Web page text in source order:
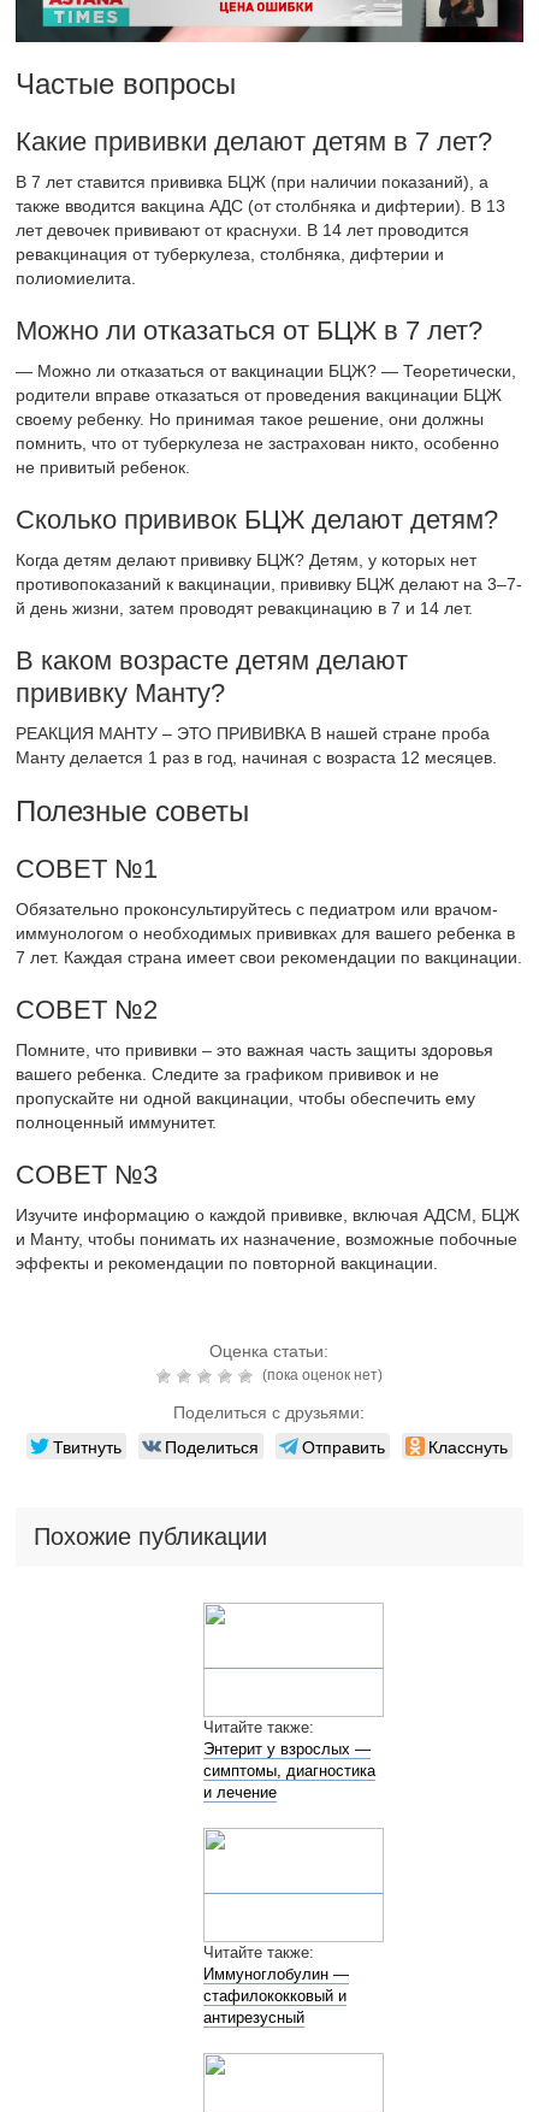
Частые вопросы
Какие прививки делают детям в 7 лет?
В 7 лет ставится прививка БЦЖ (при наличии показаний), а
также вводится вакцина АДС (от столбняка и дифтерии). В 13
лет девочек прививают от краснухи. В 14 лет проводится
ревакцинация от туберкулеза, столбняка, дифтерии и
полиомиелита.
Можно ли отказаться от БЦЖ в 7 лет?
— Можно ли отказаться от вакцинации БЦЖ? — Теоретически,
родители вправе отказаться от проведения вакцинации БЦЖ
своему ребенку. Но принимая такое решение, они должны
помнить, что от туберкулеза не застрахован никто, особенно
не привитый ребенок.
Сколько прививок БЦЖ делают детям?
Когда детям делают прививку БЦЖ? Детям, у которых нет
противопоказаний к вакцинации, прививку БЦЖ делают на 3–7-
й день жизни, затем проводят ревакцинацию в 7 и 14 лет.
В каком возрасте детям делают
прививку Манту?
РЕАКЦИЯ МАНТУ – ЭТО ПРИВИВКА В нашей стране проба
Манту делается 1 раз в год, начиная с возраста 12 месяцев.
Полезные советы
СОВЕТ №1
Обязательно проконсультируйтесь с педиатром или врачом-
иммунологом о необходимых прививках для вашего ребенка в
7 лет. Каждая страна имеет свои рекомендации по вакцинации.
СОВЕТ №2
Помните, что прививки – это важная часть защиты здоровья
вашего ребенка. Следите за графиком прививок и не
пропускайте ни одной вакцинации, чтобы обеспечить ему
полноценный иммунитет.
СОВЕТ №3
Изучите информацию о каждой прививке, включая АДСМ, БЦЖ
и Манту, чтобы понимать их назначение, возможные побочные
эффекты и рекомендации по повторной вакцинации.
Оценка статьи:
(пока оценок нет)
Поделиться с друзьями:
Твитнуть Поделиться Отправить Класснуть
Похожие публикации
Читайте также:
Энтерит у взрослых —
симптомы, диагностика
и лечение
Читайте также:
Иммуноглобулин —
стафилококковый и
антирезусный